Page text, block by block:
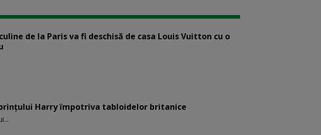
de la Paris va fi deschisă de casa Louis Vuitton cu o
Harry împotriva tabloidelor britanice